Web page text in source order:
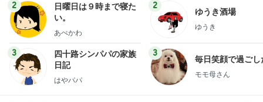
2
日曜日は９時まで寝た
い。
あべかわ
3
四十路シンパパの家族
日記
はやパパ
2
ゆうき酒場
ゆうき
3
毎日笑顔で過ごし
モモ母さん